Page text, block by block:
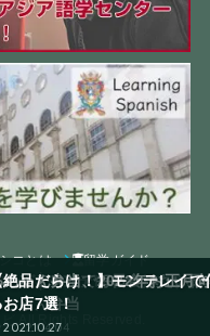
ド│モンテレイのおすすめ6
モンテレイで毎日食べたい
ちゃん弁当
2022.04.04
ゃん弁当、2022年お正月向
絶品だらけ！】モンテレイ
お店7選！
2021.10.27
コとは
留学ガイド
問い合わせ
All Rights Reserved.